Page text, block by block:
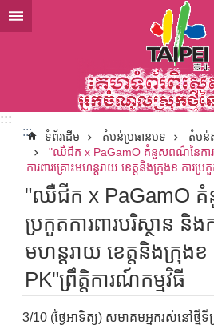
ទៅកាន់មាតិកាប្លុកមាតិកាសំខាន់
:::
:::
ទំព័រដើម តំបន់ប្រធានបទ តំបន់
"ឈឺជីក x PaGamO គំនួសពណ៌នៃការប្រ
ការពារគ្រោះមហន្តរាយ ខេត្តនិងក្រុងខ ការប្រ
"ឈឺជីក x PaGamO
ប្រកួតការពារបរិស្ថាន និងក
មហន្តរាយ ខេត្តនិងក្រុងខ
PK"ព្រឹត្តិការណ៍កម្មវិធី
3/10 (ថ្ងៃអាទិត្យ) សមាគមអ្នករស់នៅថ្